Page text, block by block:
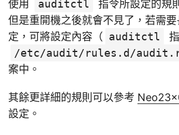
使用 auditctl
指令所設定的規
但是重開機之後就會不見了，若需
定，可將設定內容（ auditctl
/etc/audit/rules.d/
案中。
其餘更詳細的規則可以參考
設定。